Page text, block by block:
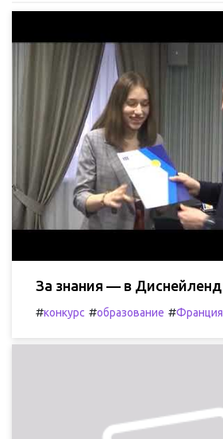
За знания — в Диснейленд
#конкурс #образование #Франция